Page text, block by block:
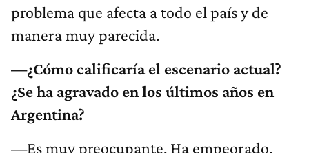
problema que afecta a todo el país y de
manera muy parecida.
—¿Cómo calificaría el escenario actual?
¿Se ha agravado en los últimos años en
Argentina?
—Es muy preocupante. Ha empeorado,